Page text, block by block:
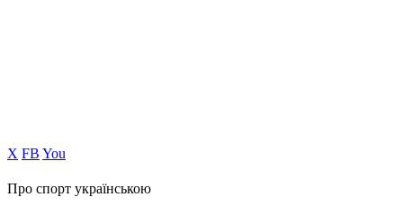
Х FB You
Про спорт українською